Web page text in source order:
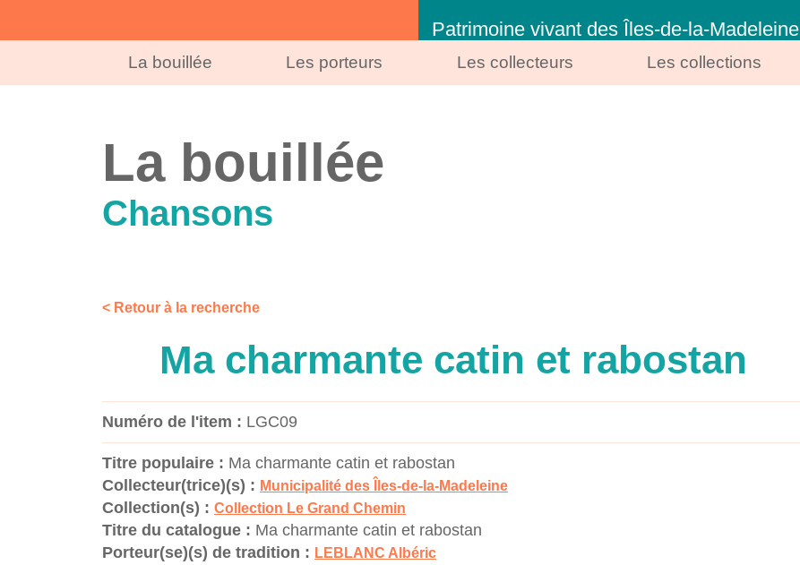
Patrimoine vivant des Îles-de-la-Madeleine
La bouillée Les porteurs Les collecteurs Les collections
La bouillée
Chansons
< Retour à la recherche
Ma charmante catin et rabostan
Numéro de l'item : LGC09
Titre populaire : Ma charmante catin et rabostan
Collecteur(trice)(s) : Municipalité des Îles-de-la-Madeleine
Collection(s) : Collection Le Grand Chemin
Titre du catalogue : Ma charmante catin et rabostan
Porteur(se)(s) de tradition : LEBLANC Albéric